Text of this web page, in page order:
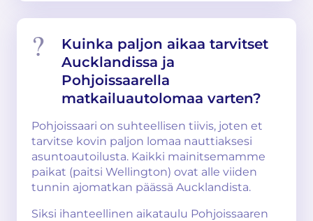
Kuinka paljon aikaa tarvitset
Aucklandissa ja
Pohjoissaarella
matkailuautolomaa varten?
Pohjoissaari on suhteellisen tiivis, joten et
tarvitse kovin paljon lomaa nauttiaksesi
asuntoautoilusta. Kaikki mainitsemamme
paikat (paitsi Wellington) ovat alle viiden
tunnin ajomatkan päässä Aucklandista.
Siksi ihanteellinen aikataulu Pohjoissaaren